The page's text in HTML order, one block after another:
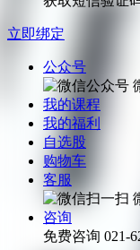
立即绑定
公众号
我的课程
我的福利
自选股
购物车
客服
咨询
免费咨询 021-